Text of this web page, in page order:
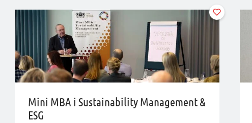
Mini MBA i Sustainability Management &
ESG